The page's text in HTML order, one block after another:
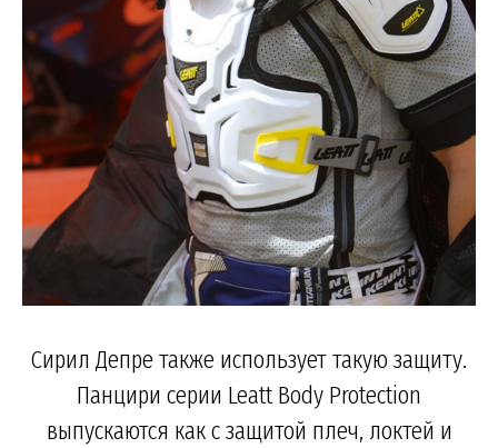
Сирил Депре также использует такую защиту.
Панцири серии Leatt Body Protection
выпускаются как с защитой плеч, локтей и